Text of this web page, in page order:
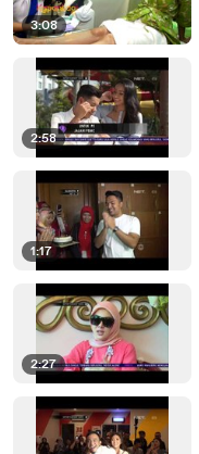
3:08
2:58
1:17
2:27